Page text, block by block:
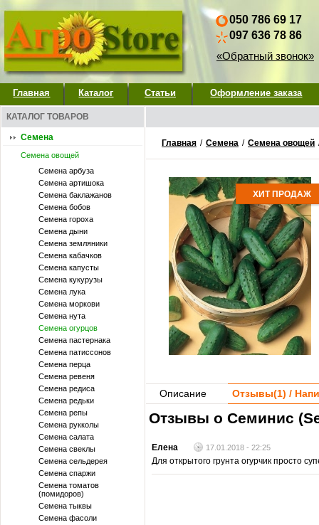
050 786 69 17
097 636 78 86
«Обратный звонок»
Главная Каталог Статьи Оформление заказа
КАТАЛОГ ТОВАРОВ
Семена
Семена овощей
Семена арбуза
Семена артишока
Семена баклажанов
Семена бобов
Семена гороха
Семена дыни
Семена земляники
Семена кабачков
Семена капусты
Семена кукурузы
Семена лука
Семена моркови
Семена нута
Семена огурцов
Семена пастернака
Семена патиссонов
Семена перца
Семена ревеня
Семена редиса
Семена редьки
Семена репы
Семена рукколы
Семена салата
Семена свеклы
Семена сельдерея
Семена спаржи
Семена томатов
(помидоров)
Семена тыквы
Семена фасоли
Главная / Семена / Семена овощей
ХИТ ПРОДАЖ
Описание Отзывы(1) /
Отзывы о Семинис
Елена 17.01.2018 - 22:25
Для открытого грунта огурчик просто